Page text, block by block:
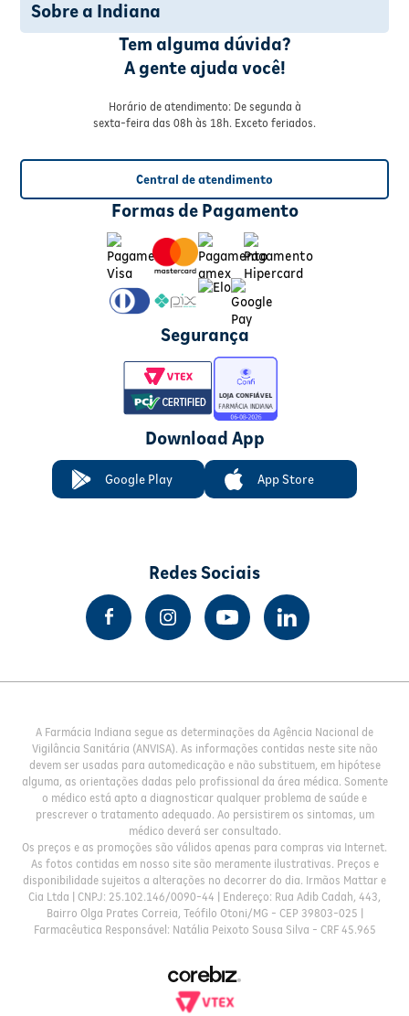
Sobre a Indiana
Tem alguma dúvida?
A gente ajuda você!
Horário de atendimento: De segunda à
sexta-feira das 08h às 18h. Exceto feriados.
Central de atendimento
Formas de Pagamento
Segurança
Download App
Google Play App Store
Redes Sociais
A Farmácia Indiana segue as determinações da Agência Nacional de
Vigilância Sanitária (ANVISA). As informações contidas neste site não
devem ser usadas para automedicação e não substituem, em hipótese
alguma, as orientações dadas pelo profissional da área médica. Somente
o médico está apto a diagnosticar qualquer problema de saúde e
prescrever o tratamento adequado. Ao persistirem os sintomas, um
médico deverá ser consultado.
Os preços e as promoções são válidos apenas para compras via Internet.
As fotos contidas em nosso site são meramente ilustrativas. Preços e
disponibilidade sujeitos a alterações no decorrer do dia. Irmãos Mattar e
Cia Ltda | CNPJ: 25.102.146/0090-44 | Endereço: Rua Adib Cadah, 443,
Bairro Olga Prates Correia, Teófilo Otoni/MG - CEP 39803-025 |
Farmacêutica Responsável: Natália Peixoto Sousa Silva - CRF 45.965